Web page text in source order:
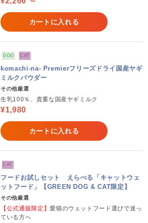
カートに入れる
DOG CAT
komachi-na- Premierフリーズドライ国産ヤギ
ミルクパウダー
その他厳選
生乳100％、貴重な国産ヤギミルク
¥1,980
カートに入れる
CAT
フードお試しセット えらべる「キャットウェ
ットフード」【GREEN DOG & CAT限定】
その他厳選
【公式通販限定】愛猫のウェットフード選びで迷っ
ている方へ